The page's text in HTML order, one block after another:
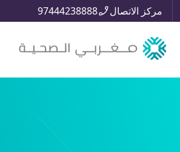
مركز الاتصال 97444238888